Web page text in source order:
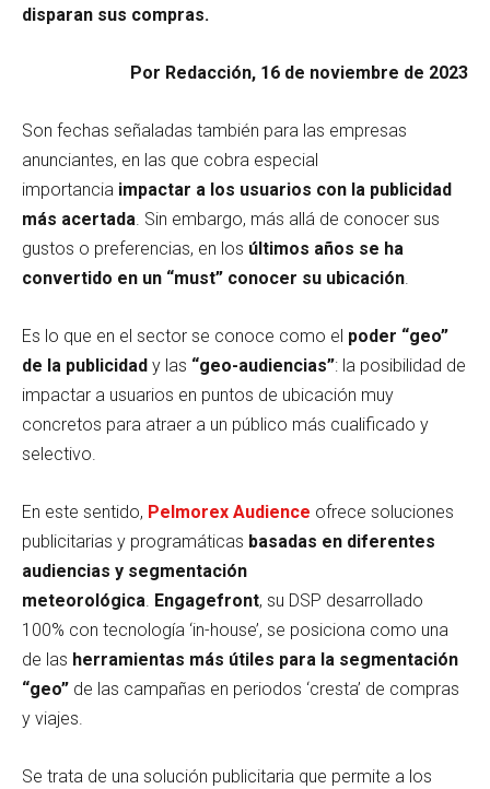
disparan sus compras.
Por Redacción, 16 de noviembre de 2023
Son fechas señaladas también para las empresas
anunciantes, en las que cobra especial
importancia impactar a los usuarios con la publicidad
más acertada. Sin embargo, más allá de conocer sus
gustos o preferencias, en los últimos años se ha
convertido en un “must” conocer su ubicación.
Es lo que en el sector se conoce como el poder “geo”
de la publicidad y las “geo-audiencias”: la posibilidad de
impactar a usuarios en puntos de ubicación muy
concretos para atraer a un público más cualificado y
selectivo.
En este sentido, Pelmorex Audience ofrece soluciones
publicitarias y programáticas basadas en diferentes
audiencias y segmentación
meteorológica. Engagefront, su DSP desarrollado
100% con tecnología ‘in-house’, se posiciona como una
de las herramientas más útiles para la segmentación
“geo” de las campañas en periodos ‘cresta’ de compras
y viajes.
Se trata de una solución publicitaria que permite a los